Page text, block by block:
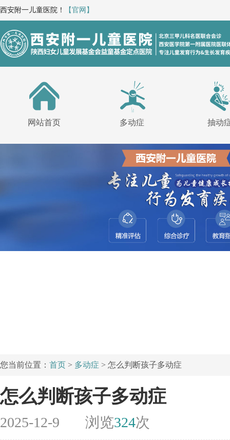
西安附一儿童医院！ 【官网】
网站首页 多动症 抽动
您当前位置： 首页 > 多动症 > 怎么判断孩子多动症
怎么判断孩子多动症
2025-12-9 浏览324次